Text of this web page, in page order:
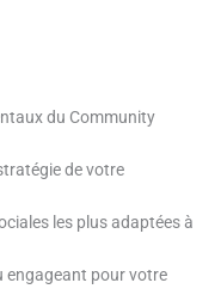
du Community
de votre
les plus adaptées à
engageant pour votre